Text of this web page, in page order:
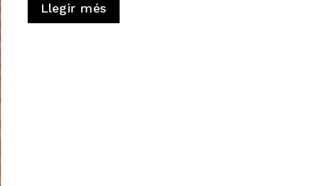
Llegir més